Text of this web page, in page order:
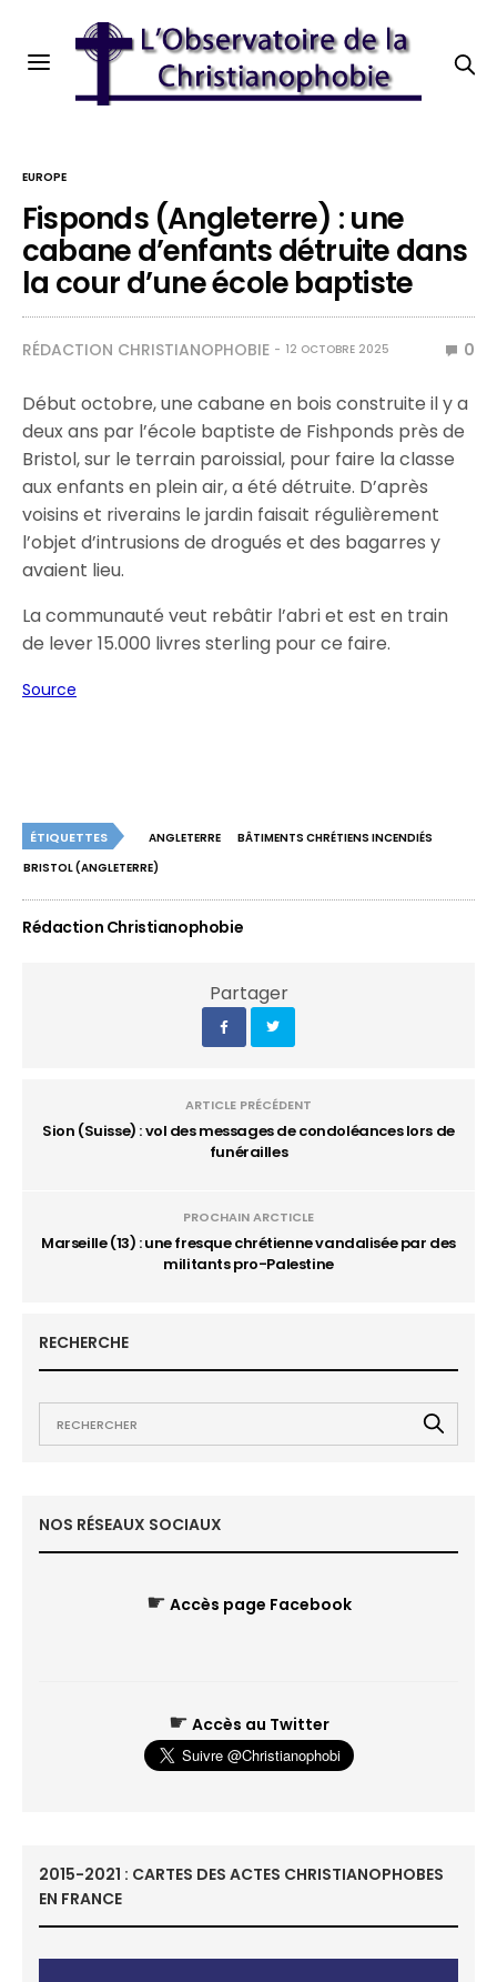
EUROPE
Fisponds (Angleterre) : une
cabane d’enfants détruite dans
la cour d’une école baptiste
RÉDACTION CHRISTIANOPHOBIE 12 OCTOBRE 2025 0
Début octobre, une cabane en bois construite il y a
deux ans par l’école baptiste de Fishponds près de
Bristol, sur le terrain paroissial, pour faire la classe
aux enfants en plein air, a été détruite. D’après
voisins et riverains le jardin faisait régulièrement
l’objet d’intrusions de drogués et des bagarres y
avaient lieu.
La communauté veut rebâtir l’abri et est en train
de lever 15.000 livres sterling pour ce faire.
Source
ÉTIQUETTES ANGLETERRE
BÂTIMENTS CHRÉTIENS INCENDIÉS
BRISTOL (ANGLETERRE)
Rédaction Christianophobie
Partager
ARTICLE PRÉCÉDENT
Sion (Suisse) : vol des messages de condoléances lors de
funérailles
PROCHAIN ARCTICLE
Marseille (13) : une fresque chrétienne vandalisée par des
militants pro-Palestine
RECHERCHE
NOS RÉSEAUX SOCIAUX
☛ Accès page Facebook
☛ Accès au Twitter
2015-2021 : CARTES DES ACTES CHRISTIANOPHOBES
EN FRANCE